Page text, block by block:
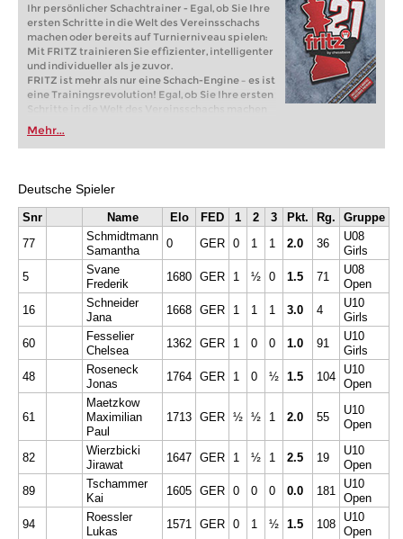
Ihr persönlicher Schachtrainer - Egal, ob Sie Ihre
ersten Schritte in die Welt des Vereinsschachs
machen oder bereits auf Turnierniveau spielen:
Mit FRITZ trainieren Sie effizienter, intelligenter
und individueller als je zuvor.
FRITZ ist mehr als nur eine Schach-Engine – es ist
eine Trainingsrevolution! Egal, ob Sie Ihre ersten
Schritte in die Welt des Vereinsschachs machen
oder bereits auf Turnierniveau spielen: Mit
FRITZ trainieren Sie effizienter, intelligenter und
individueller als je zuvor.
Mehr...
Deutsche Spieler
Snr Name Elo FED 1 2 3 Pkt. Rg.
Gruppe
77
Schmidtmann
Samantha
0 GER 0 1 1 2.0 36
U08
Girls
5
Svane
Frederik
1680 GER 1 ½ 0 1.5 71
U08
Open
16
Schneider
Jana
1668 GER 1 1 1 3.0 4
U10
Girls
60
Fesselier
Chelsea
1362 GER 1 0 0 1.0 91
U10
Girls
48
Roseneck
Jonas
1764 GER 1 0 ½ 1.5 104
U10
Open
61
Maetzkow
Maximilian
Paul
1713 GER ½ ½ 1 2.0 55
U10
Open
82
Wierzbicki
Jirawat
1647 GER 1 ½ 1 2.5 19
U10
Open
89
Tschammer
Kai
1605 GER 0 0 0 0.0 181
U10
Open
94
Roessler
Lukas
1571 GER 0 1 ½ 1.5 108
U10
Open